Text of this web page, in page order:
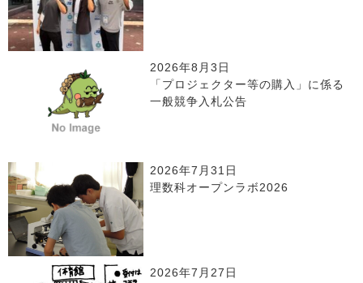
2026年8月3日
「プロジェクター等の購入」に係る
一般競争入札公告
2026年7月31日
理数科オープンラボ2026
2026年7月27日